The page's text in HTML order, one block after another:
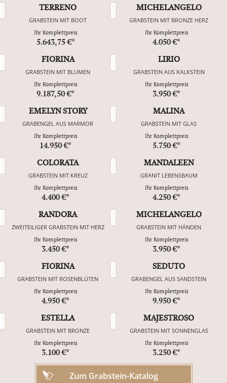
TERRENO
GRABSTEIN MIT BOOT
Ihr Komplettpreis
5.643,75 €*
MICHELANGELO
GRABSTEIN MIT BRONZE HERZ
Ihr Komplettpreis
4.050 €*
FIORINA
GRABSTEIN MIT BLUMEN
Ihr Komplettpreis
9.187,50 €*
LIRIO
GRABSTEIN AUS KALKSTEIN
Ihr Komplettpreis
3.950 €*
EMELYN STORY
GRABENGEL AUS MARMOR
Ihr Komplettpreis
14.950 €*
MALINA
GRABSTEIN MIT GLAS
Ihr Komplettpreis
5.750 €*
COLORATA
GRABSTEIN MIT KREUZ
Ihr Komplettpreis
4.400 €*
MANDALEEN
GRANIT LEBENSBAUM
Ihr Komplettpreis
4.250 €*
RANDORA
ZWEITEILIGER GRABSTEIN MIT HERZ
Ihr Komplettpreis
3.450 €*
MICHELANGELO
GRABSTEIN MIT HÄNDEN
Ihr Komplettpreis
3.950 €*
FIORINA
GRABSTEIN MIT ROSENBLÜTEN
Ihr Komplettpreis
4.950 €*
SEDUTO
GRABENGEL AUS SANDSTEIN
Ihr Komplettpreis
9.950 €*
ESTELLA
GRABSTEIN MIT BRONZE
Ihr Komplettpreis
3.100 €*
MAJESTROSO
GRABSTEIN MIT SONNENGLAS
Ihr Komplettpreis
3.250 €*
Zum Grabstein-Katalog